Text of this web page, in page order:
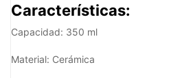
Características:
Capacidad: 350 ml
Material: Cerámica